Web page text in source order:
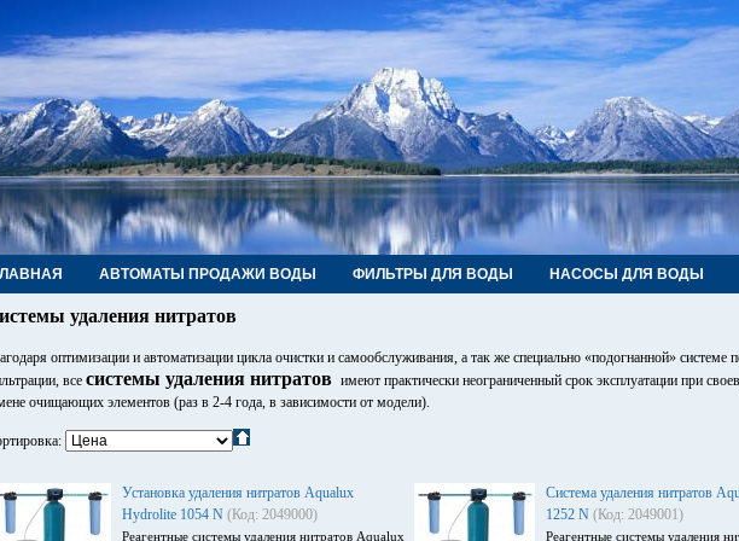
АВТОМАТЫ ПРОДАЖИ ВОДЫ ФИЛЬТРЫ ДЛЯ ВОДЫ НАСОСЫ ДЛЯ ВОДЫ
ФИТИНГИ, КРАНЫ КОНТАКТЫ
удаления нитратов
оптимизации и автоматизации цикла очистки и самообслуживания, а так же специально «подогнанной» системе
все системы удаления нитратов имеют практически неограниченный срок эксплуатации при
очищающих элементов (раз в 2-4 года, в зависимости от модели).
Установка удаления нитратов Aqualux
Hydrolite 1054 N (Код: 2049000)
Реагентные системы удаления нитратов Aqualux
Система удаления нитратов
1252 N (Код: 2049001)
Реагентные системы удаления